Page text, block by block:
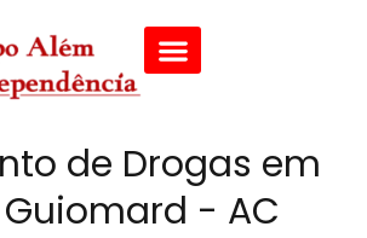
de Drogas em
- AC